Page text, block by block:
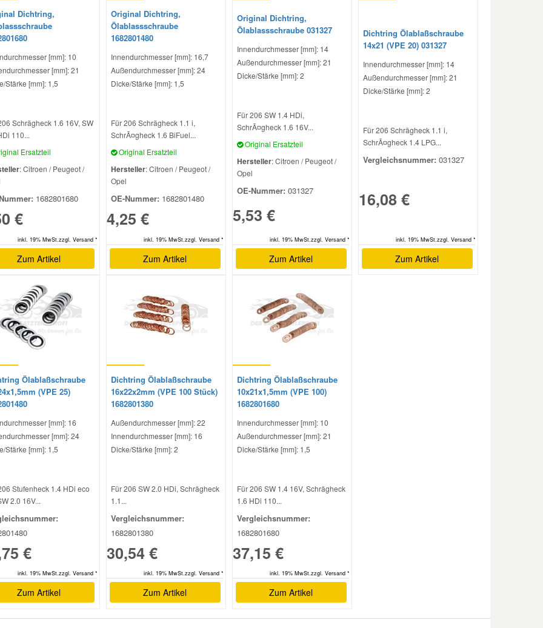
Dichtring,
[mm]: 10
[mm]: 21
Stärke [mm]: 1,5
Schrägheck 1.6 16V, SW
110...
Ersatzteil
: Citroen / Peugeot /
1682801680
€
inkl. 19% MwSt.zzgl. Versand *
Zum Artikel
Original Dichtring,
Ölablassschraube
1682801480
Innendurchmesser [mm]: 16,7
Außendurchmesser [mm]: 24
Dicke/Stärke [mm]: 1,5
Für 206 Schrägheck 1.1 i,
SchrÃ¤gheck 1.6 BiFuel...
Original Ersatzteil
Hersteller: Citroen / Peugeot /
Opel
OE-Nummer: 1682801480
4,25 €
inkl. 19% MwSt.zzgl. Versand *
Zum Artikel
Original Dichtring,
Ölablassschraube 031327
Innendurchmesser [mm]: 14
Außendurchmesser [mm]: 21
Dicke/Stärke [mm]: 2
Für 206 SW 1.4 HDi,
SchrÃ¤gheck 1.6 16V...
Original Ersatzteil
Hersteller: Citroen / Peugeot /
Opel
OE-Nummer: 031327
5,53 €
inkl. 19% MwSt.zzgl. Versand *
Zum Artikel
Dichtring Ölablaßschraube
14x21 (VPE 20) 031327
Innendurchmesser [mm]: 14
Außendurchmesser [mm]: 21
Dicke/Stärke [mm]: 2
Für 206 Schrägheck 1.1 i,
SchrÃ¤gheck 1.4 LPG...
Vergleichsnummer: 031327
16,08 €
inkl. 19% MwSt.zzgl. Versand *
Zum Artikel
Ölablaßschraube
(VPE 25)
[mm]: 16
[mm]: 24
Stärke [mm]: 1,5
Stufenheck 1.4 HDi eco
2.0 16V...
€
inkl. 19% MwSt.zzgl. Versand *
Zum Artikel
Dichtring Ölablaßschraube
16x22x2mm (VPE 100 Stück)
1682801380
Außendurchmesser [mm]: 22
Innendurchmesser [mm]: 16
Dicke/Stärke [mm]: 2
Für 206 SW 2.0 HDi, Schrägheck
1.1...
Vergleichsnummer:
1682801380
30,54 €
inkl. 19% MwSt.zzgl. Versand *
Zum Artikel
Dichtring Ölablaßschraube
10x21x1,5mm (VPE 100)
1682801680
Innendurchmesser [mm]: 10
Außendurchmesser [mm]: 21
Dicke/Stärke [mm]: 1,5
Für 206 SW 1.4 16V, Schrägheck
1.6 HDi 110...
Vergleichsnummer:
1682801680
37,15 €
inkl. 19% MwSt.zzgl. Versand *
Zum Artikel